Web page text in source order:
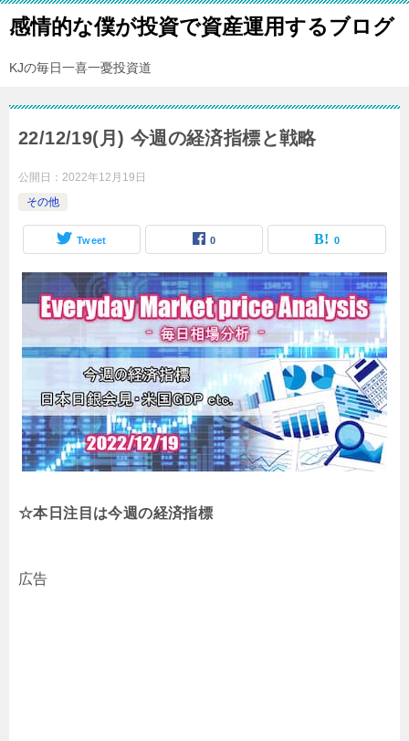
感情的な僕が投資で資産運用するブログ
KJの毎日一喜一憂投資道
22/12/19(月) 今週の経済指標と戦略
公開日： 2022年12月19日
その他
Tweet 0 0
☆本日注目は今週の経済指標
広告